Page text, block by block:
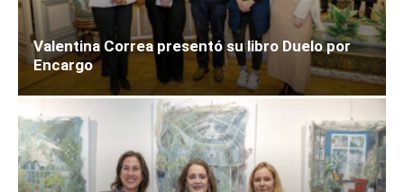
Valentina Correa presentó su libro Duelo por
Encargo